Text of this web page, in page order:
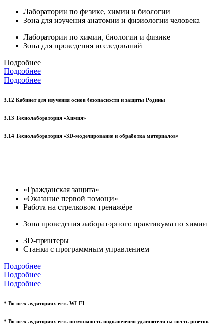
Лаборатории по физике, химии и биологии
Зона для изучения анатомии и физиологии человека
Лаборатории по химии, биологии и физике
Зона для проведения исследований
Подробнее
Подробнее
Подробнее
3.12 Кабинет для изучения основ безопасности и защиты Родины
3.13 Технолаборатория «Химия»
3.14 Технолаборатория «3D-моделирование и обработка материалов»
«Гражданская защита»
«Оказание первой помощи»
Работа на стрелковом тренажёре
Зона проведения лабораторного практикума по химии
3D-принтеры
Станки с программным управлением
Подробнее
Подробнее
Подробнее
* Во всех аудиториях есть WI-FI
* Во всех аудиториях есть возможность подключения удлинителя на шесть розеток